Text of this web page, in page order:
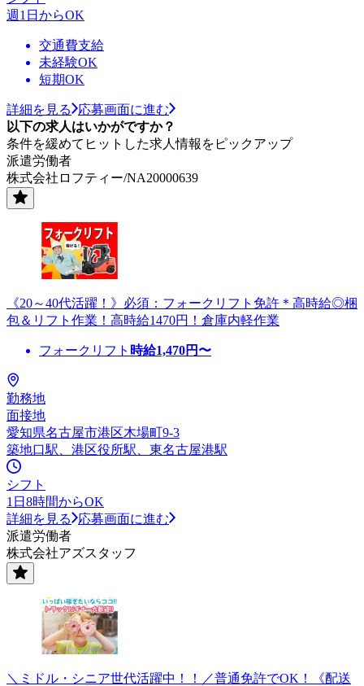
週1日からOK
交通費支給
未経験OK
短期OK
詳細を見る
応募画面に進む
以下の求人はいかがですか？
条件を緩めてヒットした求人情報をピックアップ
派遣労働者
株式会社ロフティー/NA20000639
《20～40代活躍！》必須：フォークリフト免許＊高時給◎梱
包＆リフト作業！高時給1470円！倉庫内軽作業
フォークリフト 時給1,470円〜
勤務地
面接地
愛知県名古屋市港区木場町9-3
築地口駅、港区役所駅、東名古屋港駅
シフト
1日8時間からOK
詳細を見る
応募画面に進む
派遣労働者
株式会社アズスタッフ
＼ミドル・シニア世代活躍中！！／普通免許でOK！《配送